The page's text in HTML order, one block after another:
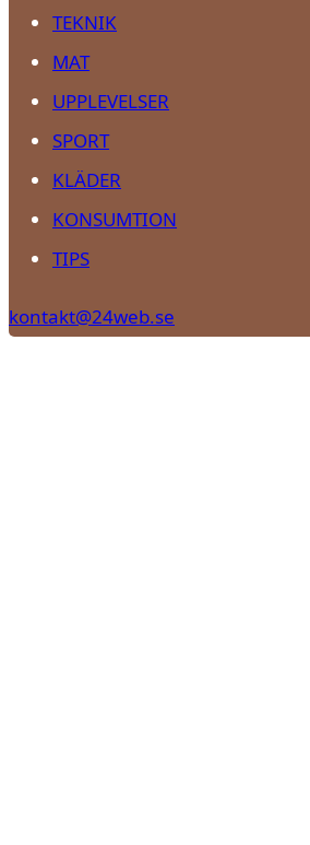
TEKNIK
MAT
UPPLEVELSER
SPORT
KLÄDER
KONSUMTION
TIPS
kontakt@24web.se